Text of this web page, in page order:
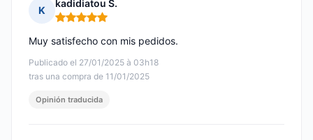
K
kadidiatou S.
Nota: 5 de 5
Publicado el 27/01/2025 à 03h18
tras una compra de 11/01/2025
Muy satisfecho con mis pedidos.
Opinión traducida